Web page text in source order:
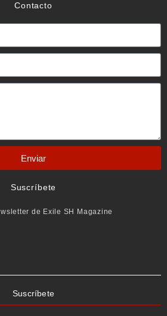
Contacto
Enviar
Suscríbete
de Exile SH Magazine
Suscríbete